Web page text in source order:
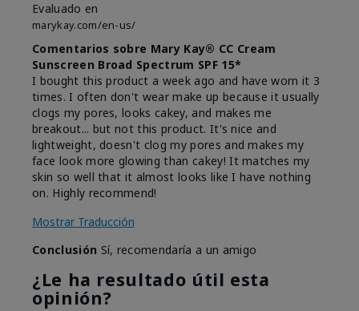
Evaluado en
marykay.com/en-us/
Comentarios sobre Mary Kay® CC Cream
Sunscreen Broad Spectrum SPF 15*
I bought this product a week ago and have worn it 3
times. I often don't wear make up because it usually
clogs my pores, looks cakey, and makes me
breakout... but not this product. It's nice and
lightweight, doesn't clog my pores and makes my
face look more glowing than cakey! It matches my
skin so well that it almost looks like I have nothing
on. Highly recommend!
Mostrar Traducción
Conclusión Sí, recomendaría a un amigo
¿Le ha resultado útil esta
opinión?